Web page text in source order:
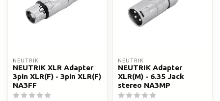
NEUTRIK
NEUTRIK XLR Adapter
3pin XLR(F) - 3pin XLR(F)
NA3FF
NEUTRIK
NEUTRIK Adapter
XLR(M) - 6.35 Jack
stereo NA3MP